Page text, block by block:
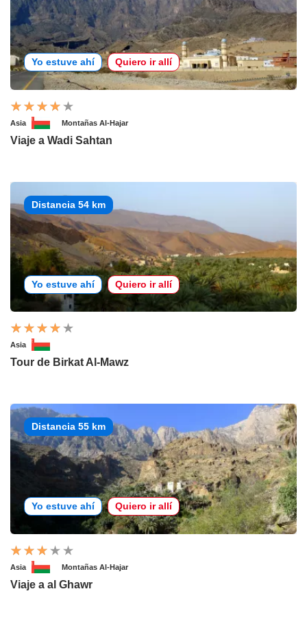
Yo estuve ahí Quiero ir allí
Asia Montañas Al-Hajar
Viaje a Wadi Sahtan
Distancia 54 km
Yo estuve ahí Quiero ir allí
Asia
Tour de Birkat Al-Mawz
Distancia 55 km
Yo estuve ahí Quiero ir allí
Asia Montañas Al-Hajar
Viaje a al Ghawr